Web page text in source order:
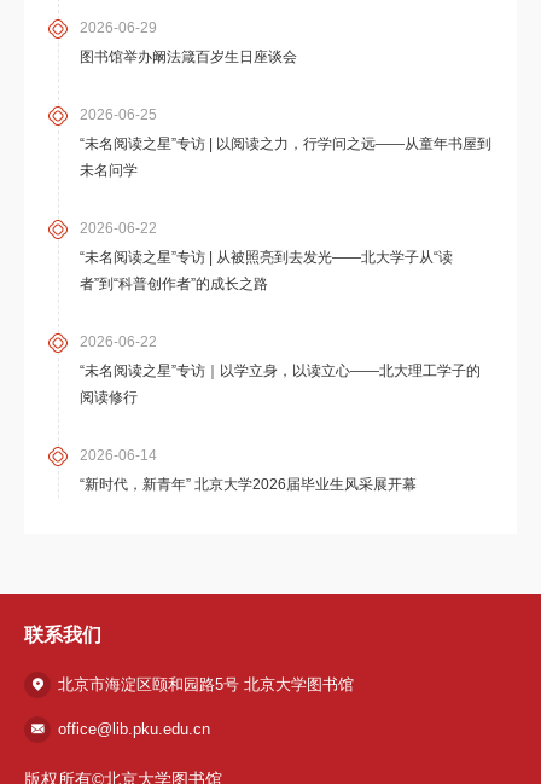
2026-06-29
图书馆举办阚法箴百岁生日座谈会
2026-06-25
“未名阅读之星”专访 | 以阅读之力，行学问之远——从童年书屋到
未名问学
2026-06-22
“未名阅读之星”专访 | 从被照亮到去发光——北大学子从“读
者”到“科普创作者”的成长之路
2026-06-22
“未名阅读之星”专访｜以学立身，以读立心——北大理工学子的
阅读修行
2026-06-14
“新时代，新青年” 北京大学2026届毕业生风采展开幕
联系我们
北京市海淀区颐和园路5号 北京大学图书馆
office@lib.pku.edu.cn
版权所有©北京大学图书馆